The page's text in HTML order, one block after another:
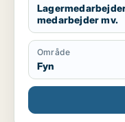
medarbejder mv.
Område
Fyn